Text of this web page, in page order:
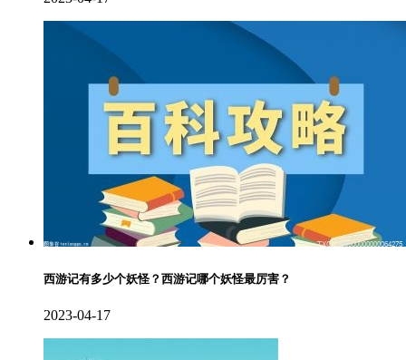
西游记有多少个妖怪？西游记哪个妖怪最厉害？
2023-04-17